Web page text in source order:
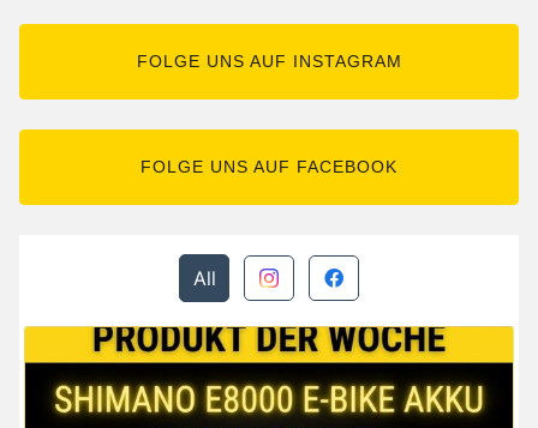
FOLGE UNS AUF INSTAGRAM
FOLGE UNS AUF FACEBOOK